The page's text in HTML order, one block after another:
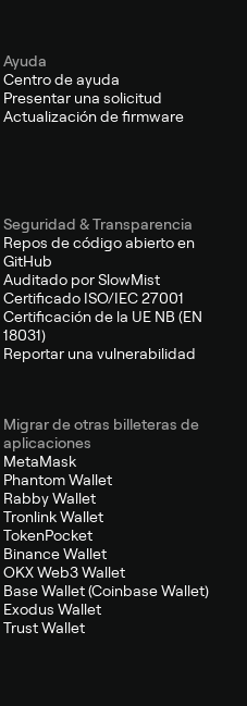
Ayuda
Centro de ayuda
Presentar una solicitud
Actualización de firmware
Seguridad & Transparencia
Repos de código abierto en
GitHub
Auditado por SlowMist
Certificado ISO/IEC 27001
Certificación de la UE NB (EN
18031)
Reportar una vulnerabilidad
Migrar de otras billeteras de
aplicaciones
MetaMask
Phantom Wallet
Rabby Wallet
Tronlink Wallet
TokenPocket
Binance Wallet
OKX Web3 Wallet
Base Wallet (Coinbase Wallet)
Exodus Wallet
Trust Wallet